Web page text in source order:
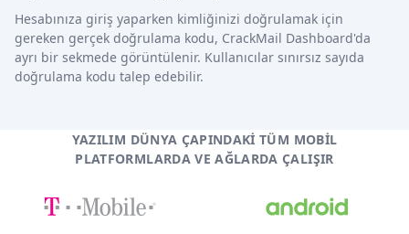
Hesabınıza giriş yaparken kimliğinizi doğrulamak için
gereken gerçek doğrulama kodu, CrackMail Dashboard'da
ayrı bir sekmede görüntülenir. Kullanıcılar sınırsız sayıda
doğrulama kodu talep edebilir.
YAZILIM DÜNYA ÇAPINDAKI TÜM MOBIL
PLATFORMLARDA VE AĞLARDA ÇALIŞIR